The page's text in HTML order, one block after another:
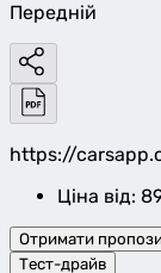
Передній
https://
Ціна від:
Отримати
Тест-драйв